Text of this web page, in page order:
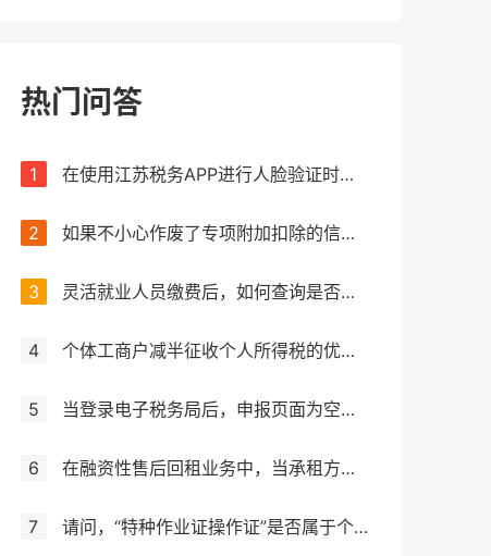
热门问答
1 在使用江苏税务APP进行人脸验证时失败，该如何处理？
2 如果不小心作废了专项附加扣除的信息，应该怎么处理？
3 灵活就业人员缴费后，如何查询是否成功缴费？如何获取缴费凭证？
4 个体工商户减半征收个人所得税的优惠力度是否有所增加？
5 当登录电子税务局后，申报页面为空白，应该如何处理？
6 在融资性售后回租业务中，当承租方出售资产时，是否需要征收增值税？
7 请问，“特种作业证操作证”是否属于个人所得税抵扣范围之内？